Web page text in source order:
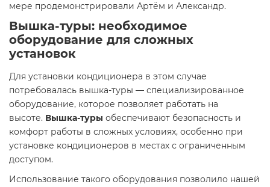
мере продемонстрировали Артём и Александр.
Вышка-туры: необходимое
оборудование для сложных
установок
Для установки кондиционера в этом случае
потребовалась вышка-туры — специализированное
оборудование, которое позволяет работать на
высоте. Вышка-туры обеспечивают безопасность и
комфорт работы в сложных условиях, особенно при
установке кондиционеров в местах с ограниченным
доступом.
Использование такого оборудования позволило нашей